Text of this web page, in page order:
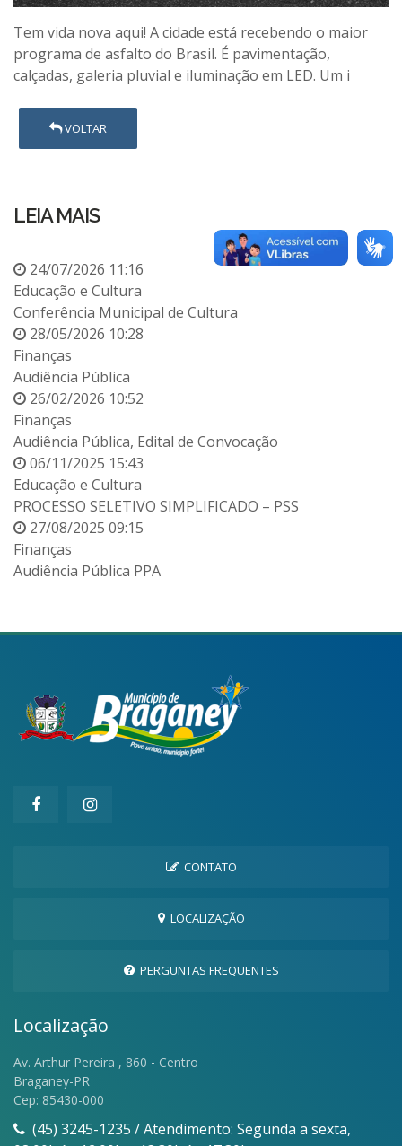
Tem vida nova aqui! A cidade está recebendo o maior
programa de asfalto do Brasil. É pavimentação,
calçadas, galeria pluvial e iluminação em LED. Um i
VOLTAR
LEIA MAIS
24/07/2026 11:16
Educação e Cultura
Conferência Municipal de Cultura
28/05/2026 10:28
Finanças
Audiência Pública
26/02/2026 10:52
Finanças
Audiência Pública, Edital de Convocação
06/11/2025 15:43
Educação e Cultura
PROCESSO SELETIVO SIMPLIFICADO – PSS
27/08/2025 09:15
Finanças
Audiência Pública PPA
CONTATO
LOCALIZAÇÃO
PERGUNTAS FREQUENTES
Localização
Av. Arthur Pereira , 860 - Centro
Braganey-PR
Cep: 85430-000
(45) 3245-1235 / Atendimento: Segunda a sexta,